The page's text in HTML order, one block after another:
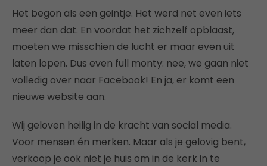
Het begon als een geintje. Het werd net even iets
meer dan dat. En voordat het zichzelf opblaast,
moeten we misschien de lucht er maar even uit
laten lopen. Dus even full monty: nee, we gaan niet
volledig over naar Facebook! En ja, er komt een
nieuwe website aan.
Wij geloven heilig in de kracht van social media.
Voor mensen én merken. Maar als je gelovig bent,
verkoop je ook niet je huis om in de kerk in te